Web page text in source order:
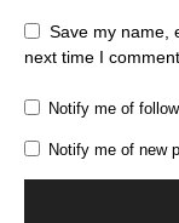
Save my name,
next time I comment.
Notify me of
Notify me of new